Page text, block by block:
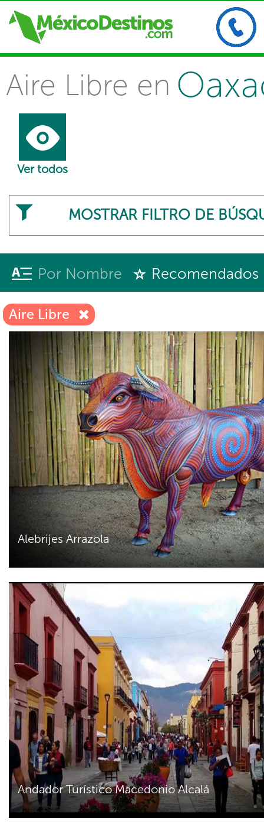
Aire Libre en
Ver todos
MOSTRAR FILTRO DE
Por Nombre Recomendados
Aire Libre
Alebrijes Arrazola
Andador Turístico Macedonio Alcalá